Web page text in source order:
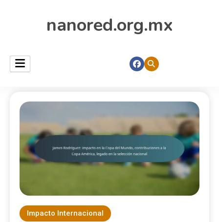
nanored.org.mx
Impacto Internacional